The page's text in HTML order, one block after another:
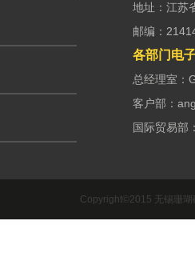
地址：江苏
邮编：
各部门电
总经理室：
客户部：
国际贸易部
Copyright©2015 无锡珊